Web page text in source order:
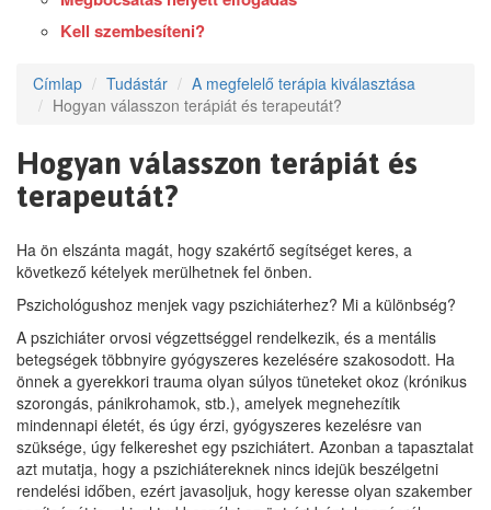
Kell szembesíteni?
Címlap Tudástár
A megfelelő terápia kiválasztása
Hogyan válasszon terápiát és terapeutát?
Hogyan válasszon terápiát és
terapeutát?
Ha ön elszánta magát, hogy szakértő segítséget keres, a
következő kételyek merülhetnek fel önben.
Pszichológushoz menjek vagy pszichiáterhez? Mi a különbség?
A pszichiáter orvosi végzettséggel rendelkezik, és a mentális
betegségek többnyire gyógyszeres kezelésére szakosodott. Ha
önnek a gyerekkori trauma olyan súlyos tüneteket okoz (krónikus
szorongás, pánikrohamok, stb.), amelyek megnehezítik
mindennapi életét, és úgy érzi, gyógyszeres kezelésre van
szüksége, úgy felkereshet egy pszichiátert. Azonban a tapasztalat
azt mutatja, hogy a pszichiátereknek nincs idejük beszélgetni
rendelési időben, ezért javasoljuk, hogy keresse olyan szakember